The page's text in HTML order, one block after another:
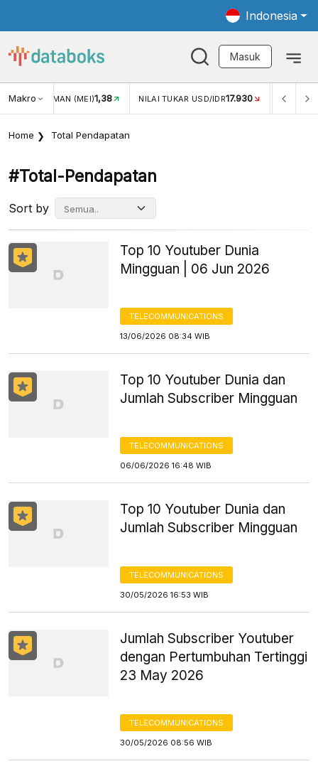
Indonesia
Masuk
MakroNILAI TUKAR USD/IDR17.930 INFLASI YOY (JUL)2,88%
Home Total Pendapatan
#total-Pendapatan
Sort by
Top 10 Youtuber Dunia
Mingguan | 06 Jun 2026
TELECOMMUNICATIONS
13/06/2026 08:34 WIB
Top 10 Youtuber Dunia dan
Jumlah Subscriber Mingguan
TELECOMMUNICATIONS
06/06/2026 16:48 WIB
Top 10 Youtuber Dunia dan
Jumlah Subscriber Mingguan
TELECOMMUNICATIONS
30/05/2026 16:53 WIB
Jumlah Subscriber Youtuber
dengan Pertumbuhan Tertinggi
23 May 2026
TELECOMMUNICATIONS
30/05/2026 08:56 WIB